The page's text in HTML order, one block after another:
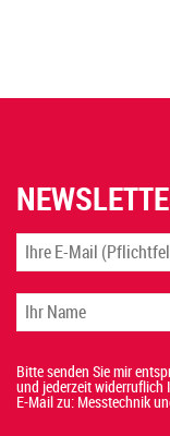
Bitte senden Sie mir
und jederzeit
E-Mail zu: Messtechnik